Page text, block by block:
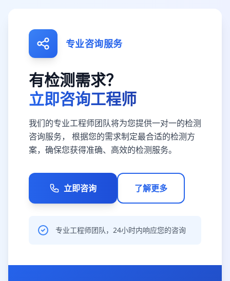
专业咨询服务
有检测需求？
立即咨询工程师
我们的专业工程师团队将为您提供一对一的检测
咨询服务， 根据您的需求制定最合适的检测方
案，确保您获得准确、高效的检测服务。
立即咨询 了解更多
专业工程师团队，24小时内响应您的咨询